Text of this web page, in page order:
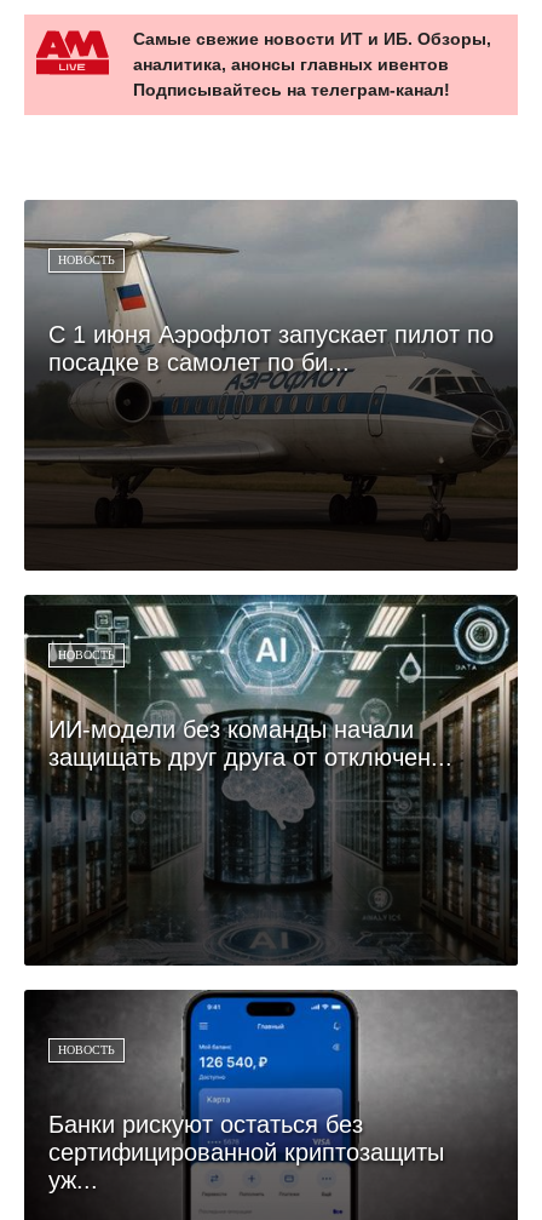
Самые свежие новости ИТ и ИБ. Обзоры,
аналитика, анонсы главных ивентов
Подписывайтесь на телеграм-канал!
НОВОСТЬ
С 1 июня Аэрофлот запускает пилот по
посадке в самолет по би...
НОВОСТЬ
ИИ-модели без команды начали
защищать друг друга от отключен...
НОВОСТЬ
Банки рискуют остаться без
сертифицированной криптозащиты
уж...